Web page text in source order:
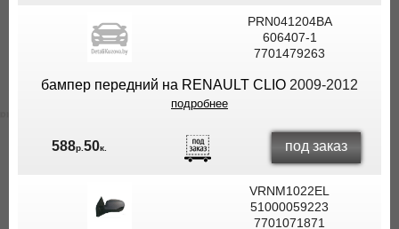
PRN041204BA
606407-1
7701479263
бампер передний на RENAULT CLIO 2009-2012
подробнее
588р. 50к. под заказ
VRNM1022EL
51000059223
7701071871